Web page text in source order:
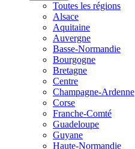
Toutes les régions
Alsace
Aquitaine
Auvergne
Basse-Normandie
Bourgogne
Bretagne
Centre
Champagne-Ardenne
Corse
Franche-Comté
Guadeloupe
Guyane
Haute-Normandie